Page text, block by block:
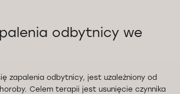
odbytnicy we
zapalenia odbytnicy, jest uzależniony od
Celem terapii jest usunięcie czynnika